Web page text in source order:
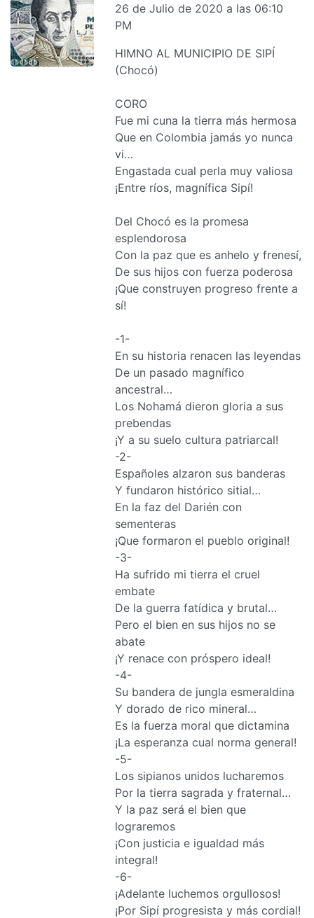
26 de Julio de 2020 a las 06:10
PM
HIMNO AL MUNICIPIO DE SIPÍ
(Chocó)
CORO
Fue mi cuna la tierra más hermosa
Que en Colombia jamás yo nunca
vi…
Engastada cual perla muy valiosa
¡Entre ríos, magnífica Sipí!
Del Chocó es la promesa
esplendorosa
Con la paz que es anhelo y frenesí,
De sus hijos con fuerza poderosa
¡Que construyen progreso frente a
sí!
-1-
En su historia renacen las leyendas
De un pasado magnífico
ancestral…
Los Nohamá dieron gloria a sus
prebendas
¡Y a su suelo cultura patriarcal!
-2-
Españoles alzaron sus banderas
Y fundaron histórico sitial…
En la faz del Darién con
sementeras
¡Que formaron el pueblo original!
-3-
Ha sufrido mi tierra el cruel
embate
De la guerra fatídica y brutal…
Pero el bien en sus hijos no se
abate
¡Y renace con próspero ideal!
-4-
Su bandera de jungla esmeraldina
Y dorado de rico mineral…
Es la fuerza moral que dictamina
¡La esperanza cual norma general!
-5-
Los sipianos unidos lucharemos
Por la tierra sagrada y fraternal…
Y la paz será el bien que
lograremos
¡Con justicia e igualdad más
integral!
-6-
¡Adelante luchemos orgullosos!
¡Por Sipí progresista y más cordial!